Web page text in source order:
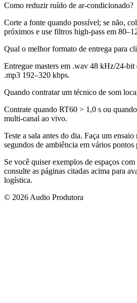
Como reduzir ruído de ar-condicionado?
Corte a fonte quando possível; se não,
próximos e use filtros high-pass em
Qual o melhor formato de entrega para
Entregue masters em .wav 48 kHz/24-bit
.mp3 192–320 kbps.
Quando contratar um técnico de som
Contrate quando RT60 > 1,0 s ou
multi-canal ao vivo.
Teste a sala antes do dia. Faça um
segundos de ambiência em vários pontos
Se você quiser exemplos de espaços
consulte as páginas citadas acima para
logística.
© 2026 Audio Produtora